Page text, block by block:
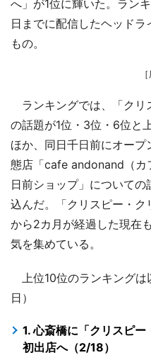
へ」が1位に輝いた。ラン
日までに配信したヘッド
もの。
ランキングでは、「クリ
の話題が1位・3位・6位と
ほか、同日千日前にオー
態店「cafe andonand（カ
日前ショップ」について
込んだ。「クリスピー・
から2カ月が経過した現在
気を集めている。
上位10位のランキングは
日）
1. 心斎橋に「クリスピ
初出店へ（2/18）